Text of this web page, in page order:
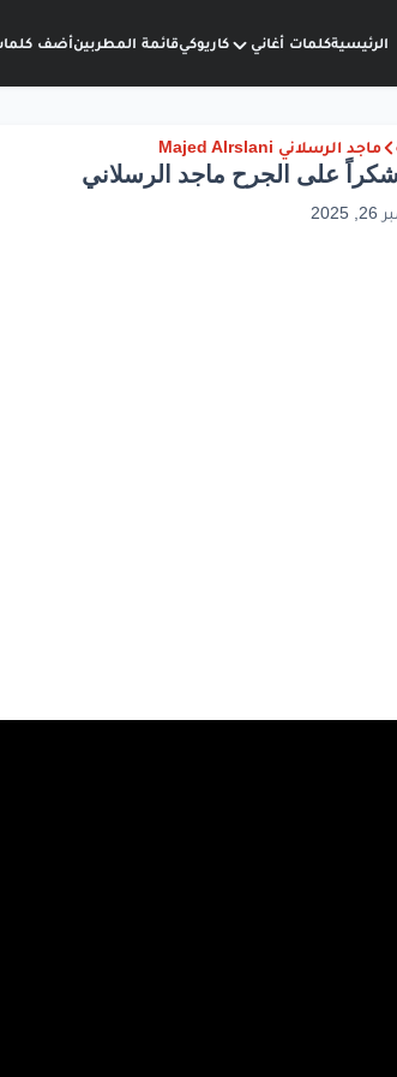
الرئيسيةكلمات أغاني كاريوكيقائمة المطربينأضف
ماجد الرسلاني Majed Alrslani
على الجرح ماجد الرسلاني